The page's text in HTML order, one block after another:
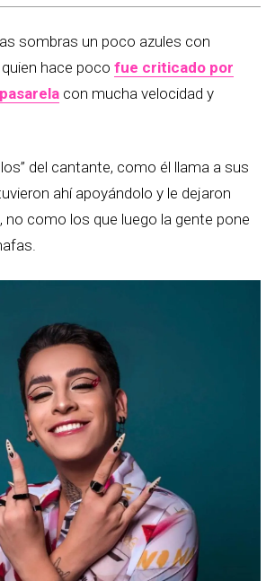
sombras un poco azules con
hace poco fue criticado por
con mucha velocidad y
del cantante, como él llama a sus
ahí apoyándolo y le dejaron
no como los que luego la gente pone